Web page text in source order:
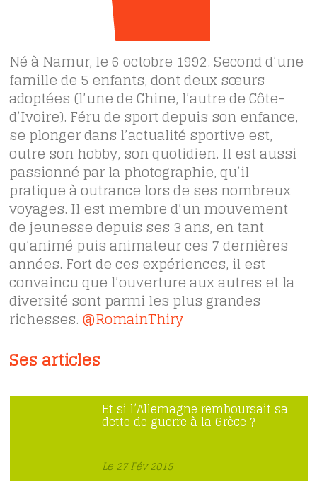
Né à Namur, le 6 octobre 1992. Second d’une
famille de 5 enfants, dont deux sœurs
adoptées (l’une de Chine, l’autre de Côte-
d’Ivoire). Féru de sport depuis son enfance,
se plonger dans l’actualité sportive est,
outre son hobby, son quotidien. Il est aussi
passionné par la photographie, qu’il
pratique à outrance lors de ses nombreux
voyages. Il est membre d’un mouvement
de jeunesse depuis ses 3 ans, en tant
qu’animé puis animateur ces 7 dernières
années. Fort de ces expériences, il est
convaincu que l’ouverture aux autres et la
diversité sont parmi les plus grandes
richesses. @RomainThiry
Ses articles
Et si l’Allemagne remboursait sa
dette de guerre à la Grèce ?
Le 27 Fév 2015